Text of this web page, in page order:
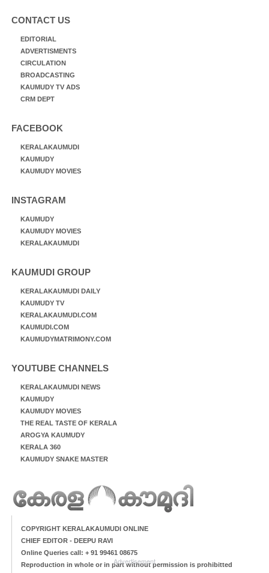
CONTACT US
EDITORIAL
ADVERTISMENTS
CIRCULATION
BROADCASTING
KAUMUDY TV ADS
CRM DEPT
FACEBOOK
KERALAKAUMUDI
KAUMUDY
KAUMUDY MOVIES
INSTAGRAM
KAUMUDY
KAUMUDY MOVIES
KERALAKAUMUDI
KAUMUDI GROUP
KERALAKAUMUDI DAILY
KAUMUDY TV
KERALAKAUMUDI.COM
KAUMUDI.COM
KAUMUDYMATRIMONY.COM
YOUTUBE CHANNELS
KERALAKAUMUDI NEWS
KAUMUDY
KAUMUDY MOVIES
THE REAL TASTE OF KERALA
AROGYA KAUMUDY
KERALA 360
KAUMUDY SNAKE MASTER
COPYRIGHT KERALAKAUMUDI ONLINE
CHIEF EDITOR - DEEPU RAVI
Online Queries call: + 91 99461 08675
Reproduction in whole or in part without permission is prohibitted
Advertisement